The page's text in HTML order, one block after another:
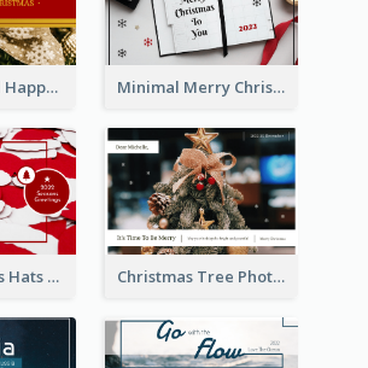
Gold And Red Happy Christmas Holidays Postcard Minimal Merry Christmas To You Postcard
Red Christmas Hats Photo Postcard Christmas Tree Photo Christmas Holidays Post Card